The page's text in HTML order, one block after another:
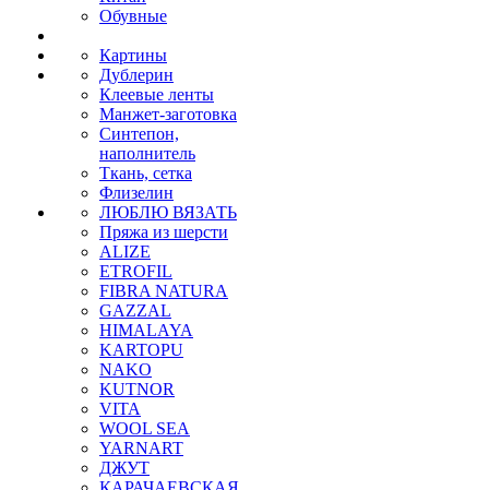
Обувные
Картины
Дублерин
Клеевые ленты
Манжет-заготовка
Синтепон,
наполнитель
Ткань, сетка
Флизелин
ЛЮБЛЮ ВЯЗАТЬ
Пряжа из шерсти
ALIZE
ETROFIL
FIBRA NATURA
GAZZAL
HIMALAYA
KARTOPU
NAKO
KUTNOR
VITA
WOOL SEA
YARNART
ДЖУТ